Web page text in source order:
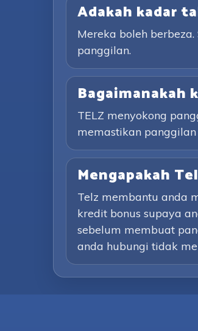
Adakah kadar
Mereka boleh
panggilan.
Bagaimanakah
TELZ menyokong
memastikan
Mengapakah
Telz membantu anda
kredit bonus supaya
sebelum membuat
anda hubungi tidak